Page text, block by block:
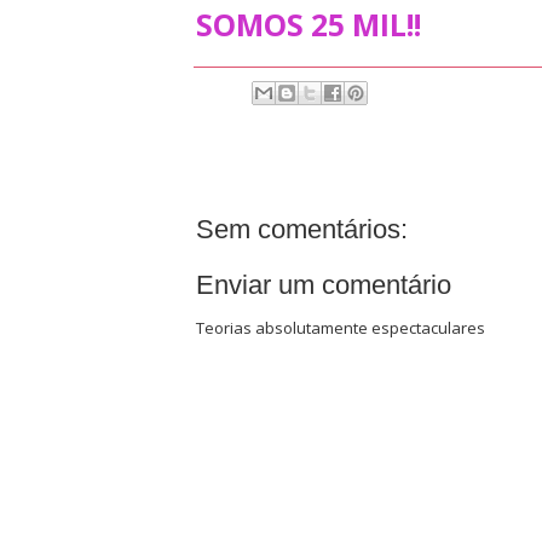
SOMOS 25 MIL!!
Sem comentários:
Enviar um comentário
Teorias absolutamente espectaculares